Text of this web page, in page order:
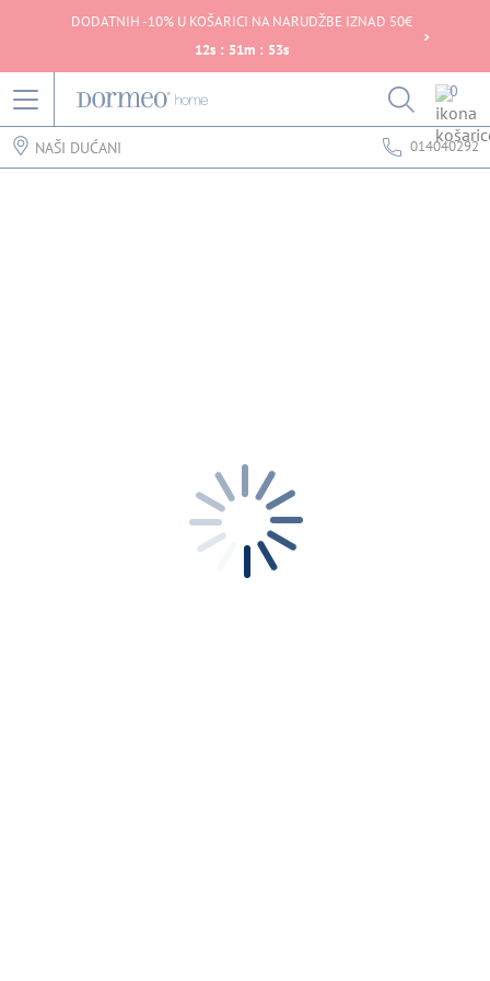
DODATNIH -10% U KOŠARICI NA NARUDŽBE IZNAD 50€
12s : 51m : 53s
0
NAŠI DUĆANI 014040292